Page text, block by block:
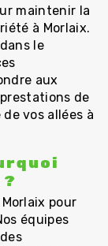
maintenir la
à Morlaix.
le
aux
de
vos allées à
pour
équipes